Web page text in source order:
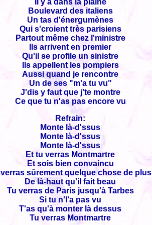
Il y a dans la plaine
Boulevard des italiens
Un tas d'énergumènes
Qui s'croient très parisiens
Partout même chez l'ministre
Ils arrivent en premier
Qu'il se profile un sinistre
Ils appellent les pompiers
Aussi quand je rencontre
Un de ses "m'a tu vu"
J'dis y faut que j'te montre
Ce que tu n'as pas encore vu
Refrain:
Monte là-d'ssus
Monte là-d'ssus
Monte là-d'ssus
Et tu verras Montmartre
Et sois bien convaincu
sûrement quelque chose de plus
De là-haut qu'il fait beau
Tu verras de Paris jusqu'à Tarbes
Si tu n'l'a pas vu
T'as qu'à monter là dessus
Tu verras Montmartre